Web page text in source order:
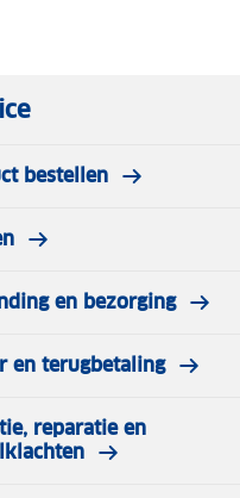
bestellen
en bezorging
en terugbetaling
reparatie en